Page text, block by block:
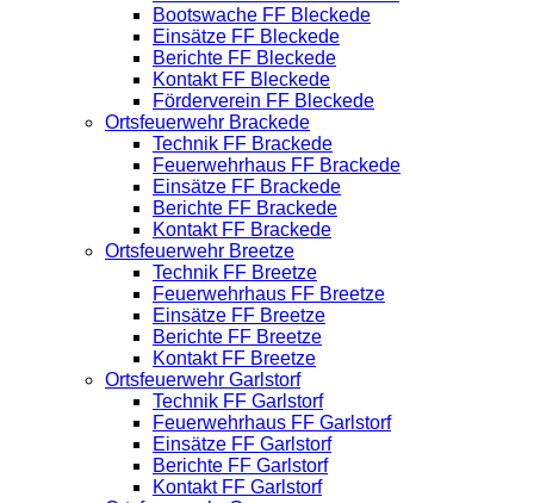
Bootswache FF Bleckede
Einsätze FF Bleckede
Berichte FF Bleckede
Kontakt FF Bleckede
Förderverein FF Bleckede
Ortsfeuerwehr Brackede
Technik FF Brackede
Feuerwehrhaus FF Brackede
Einsätze FF Brackede
Berichte FF Brackede
Kontakt FF Brackede
Ortsfeuerwehr Breetze
Technik FF Breetze
Feuerwehrhaus FF Breetze
Einsätze FF Breetze
Berichte FF Breetze
Kontakt FF Breetze
Ortsfeuerwehr Garlstorf
Technik FF Garlstorf
Feuerwehrhaus FF Garlstorf
Einsätze FF Garlstorf
Berichte FF Garlstorf
Kontakt FF Garlstorf